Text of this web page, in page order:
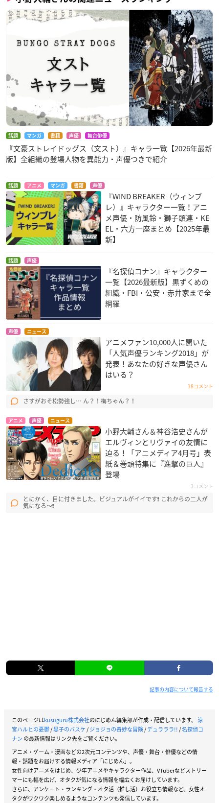
調査概要
調査期間：2025年4月20日（日）～4月24日（木）
有効投票数：4055票
話題 マンガ 書籍 声優 舞台俳優
『文豪ストレイドッグス（文スト）』キャラ一覧【2026年最新
版】全組織の登場人物を異能力・声優つきで紹介
話題 アニメ マンガ 書籍 声優
『WIND BREAKER（ウィンブ
レ）』キャラクター一覧！アニ
メ声優・防風鈴・獅子頭連・KE
EL・六方一座まとめ【2025年最
新】
話題 声優
『名探偵コナン』キャラクター
一覧【2026最新版】黒ずくめの
組織・FBI・公安・赤井家まで全
網羅
声優 ニュース
アニメファン10,000人に聞いた
「人気声優ランキング2018」が
発表！あなたの好きな声優さん
はいる？
18コメント
さすがおそ松勢強し… ん？！梅ちゃん？！
アニメ 声優 ニュース
小野大輔さん＆神谷浩史さんが
エルヴィンとリヴァイの友情に
迫る！「アニメディア4月号」表
紙＆巻頭特集に『進撃の巨人』
登場
3コメント
とにかく、目に付きました。ビジュアルがイイです❗ これからの二人が
気になる〜❗
記事の内容について報告する
このページはkusuguru株式会社のにじめん編集部が作成・配信しています。 涼
宮ハルヒの憂鬱/黒子のバスケ/ジョジョの奇妙な冒険/デュラララ!!/名探偵コ
ナン の最新情報はリンク先をご覧ください。
アニメ・ゲーム・漫画などの2次元コンテンツや、声優・舞台・俳優などの情
報・話題をお届けする情報メディア「にじめん」。
女性向けアニメをはじめ、少年アニメやキャラクター作品、VTuberなどストリー
マーにも幅を広げ、オタクが気になる情報を幅広くお届けしています。
さらに、アンケート・ランキング・オタ活（推し活）お役立ち情報など、女性オ
タクがワクワク楽しめるようなコンテンツも発信しています。